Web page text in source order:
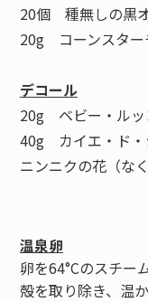
20個 種無しの黒
20g コーンスター
デコール
20g ベビー・ルッ
40g カイエ・ド・
ニンニクの花（な
温泉卵
卵を64°Cのスチー
殻を取り除き、温